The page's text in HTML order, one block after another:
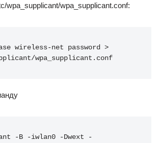
wpa_supplicant/wpa_supplicant.conf:
wireless-net password >
wpa_supplicant.conf
-B -iwlan0 -Dwext -